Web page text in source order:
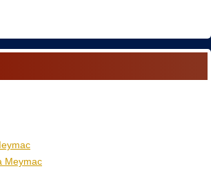
Meymac